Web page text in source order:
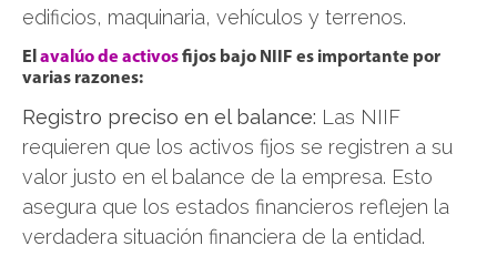
edificios, maquinaria, vehículos y terrenos.
Elavalúo de activosfijos bajo NIIF es importante por
varias razones:
Registro preciso en el balance: Las NIIF
requieren que los activos fijos se registren a su
valor justo en el balance de la empresa. Esto
asegura que los estados financieros reflejen la
verdadera situación financiera de la entidad.